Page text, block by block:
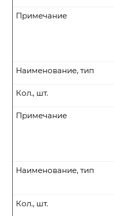
Примечание
Наименование, тип
Кол., шт.
Примечание
Наименование, тип
Кол., шт.